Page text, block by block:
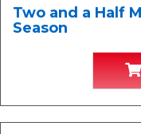
Two and a Half
Season